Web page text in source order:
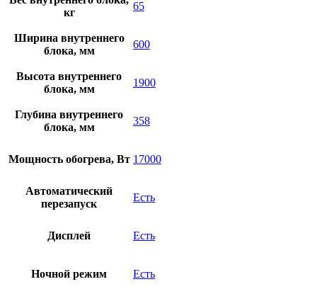
кг
65
Ширина внутреннего
блока, мм
600
Высота внутреннего
блока, мм
1900
Глубина внутреннего
блока, мм
358
Мощность обогрева, Вт 17000
Автоматический
перезапуск
Есть
Дисплей Есть
Ночной режим Есть